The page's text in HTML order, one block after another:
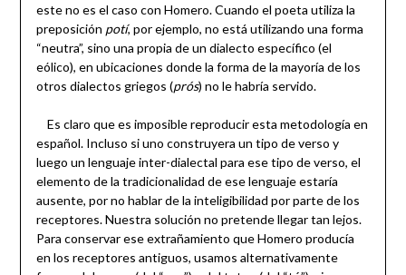
este no es el caso con Homero. Cuando el poeta utiliza la
preposición potí, por ejemplo, no está utilizando una forma
“neutra”, sino una propia de un dialecto específico (el
eólico), en ubicaciones donde la forma de la mayoría de los
otros dialectos griegos (prós) no le habría servido.
Es claro que es imposible reproducir esta metodología en
español. Incluso si uno construyera un tipo de verso y
luego un lenguaje inter-dialectal para ese tipo de verso, el
elemento de la tradicionalidad de ese lenguaje estaría
ausente, por no hablar de la inteligibilidad por parte de los
receptores. Nuestra solución no pretende llegar tan lejos.
Para conservar ese extrañamiento que Homero producía
en los receptores antiguos, usamos alternativamente